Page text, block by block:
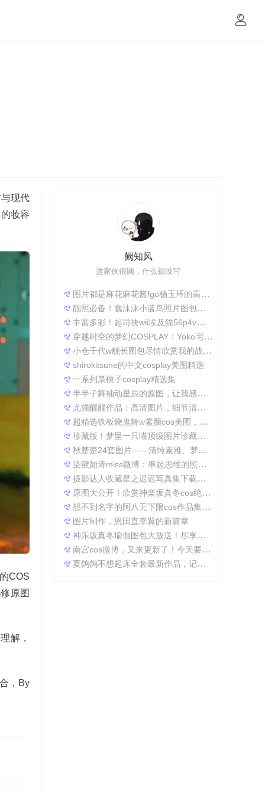
现代
妆容
COS
原图
解，
，By
阙知风
这家伙很懒，什么都没写
图片都是麻花麻花酱fgo杨玉环的高清照片，太好看了
靓照必备！蠢沫沫小蓝鸟照片图包合集
丰富多彩！起司块wii埃及猫56p4v照片精选大集合
穿越时空的梦幻COSPLAY：Yoko宅夏电子档图包
小仓千代w舰长图包尽情欣赏我的战场作品集
shirokitsune的中文cosplay美图精选
一系列泉桃子cosplay精选集
半半子舞袖动星辰的原图，让我感受到了摄影的魅力
尤猫醒醒作品：高清图片，细节清晰展现真实美。
超精选铁板烧鬼舞w素颜cos美图，一定不会让你失望
珍藏版！梦里一只喵顶级图片珍藏套装。
秋楚楚24套图片——清纯素雅、梦幻唯美，成就一张张经典美图。
染黛如诗miss微博：串起思维的照片收集
摄影达人收藏星之迟迟写真集下载，原图分享带来无限想象空间。
原图大公开！欣赏神楽坂真冬cos绝対服従的高清细节
想不到名字的阿八无下限cos作品集锦，带你领略不一般的角色扮演魅力
图片制作，恩田直幸翼的新篇章
神乐坂真冬瑜伽图包大放送！尽享原图精粹
南宫cos微博，又来更新了！今天要分享一些特别的东西哦。
夏鸽鸽不想起床全套最新作品，记录最美时光。